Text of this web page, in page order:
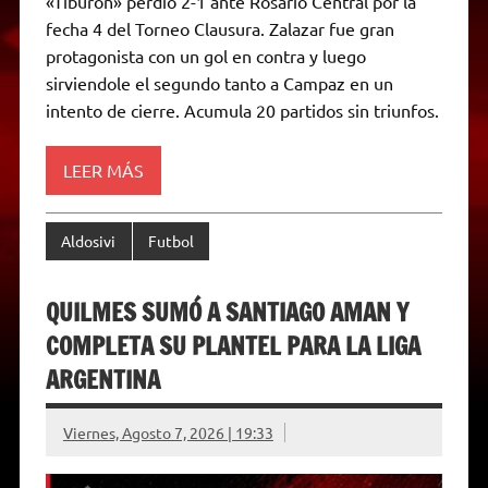
p
p
a
m
r
o
k
g
e
n
k
r
i
n
d
l
y
fecha 4 del Torneo Clausura. Zalazar fue gran
protagonista con un gol en contra y luego
sirviendole el segundo tanto a Campaz en un
intento de cierre. Acumula 20 partidos sin triunfos.
LEER MÁS
Aldosivi Futbol
QUILMES SUMÓ A SANTIAGO AMAN Y
COMPLETA SU PLANTEL PARA LA LIGA
ARGENTINA
Viernes, Agosto 7, 2026 | 19:33